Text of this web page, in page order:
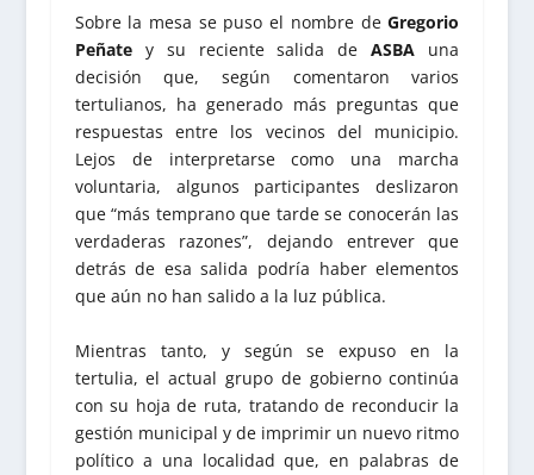
Sobre la mesa se puso el nombre deGregorio
Peñatey su reciente salida de ASBA una
decisión que, según comentaron varios
tertulianos, ha generado más preguntas que
respuestas entre los vecinos del municipio.
Lejos de interpretarse como una marcha
voluntaria, algunos participantes deslizaron
que “más temprano que tarde se conocerán las
verdaderas razones”, dejando entrever que
detrás de esa salida podría haber elementos
que aún no han salido a la luz pública.
Mientras tanto, y según se expuso en la
tertulia, el actual grupo de gobierno continúa
con su hoja de ruta, tratando de reconducir la
gestión municipal y de imprimir un nuevo ritmo
político a una localidad que, en palabras de